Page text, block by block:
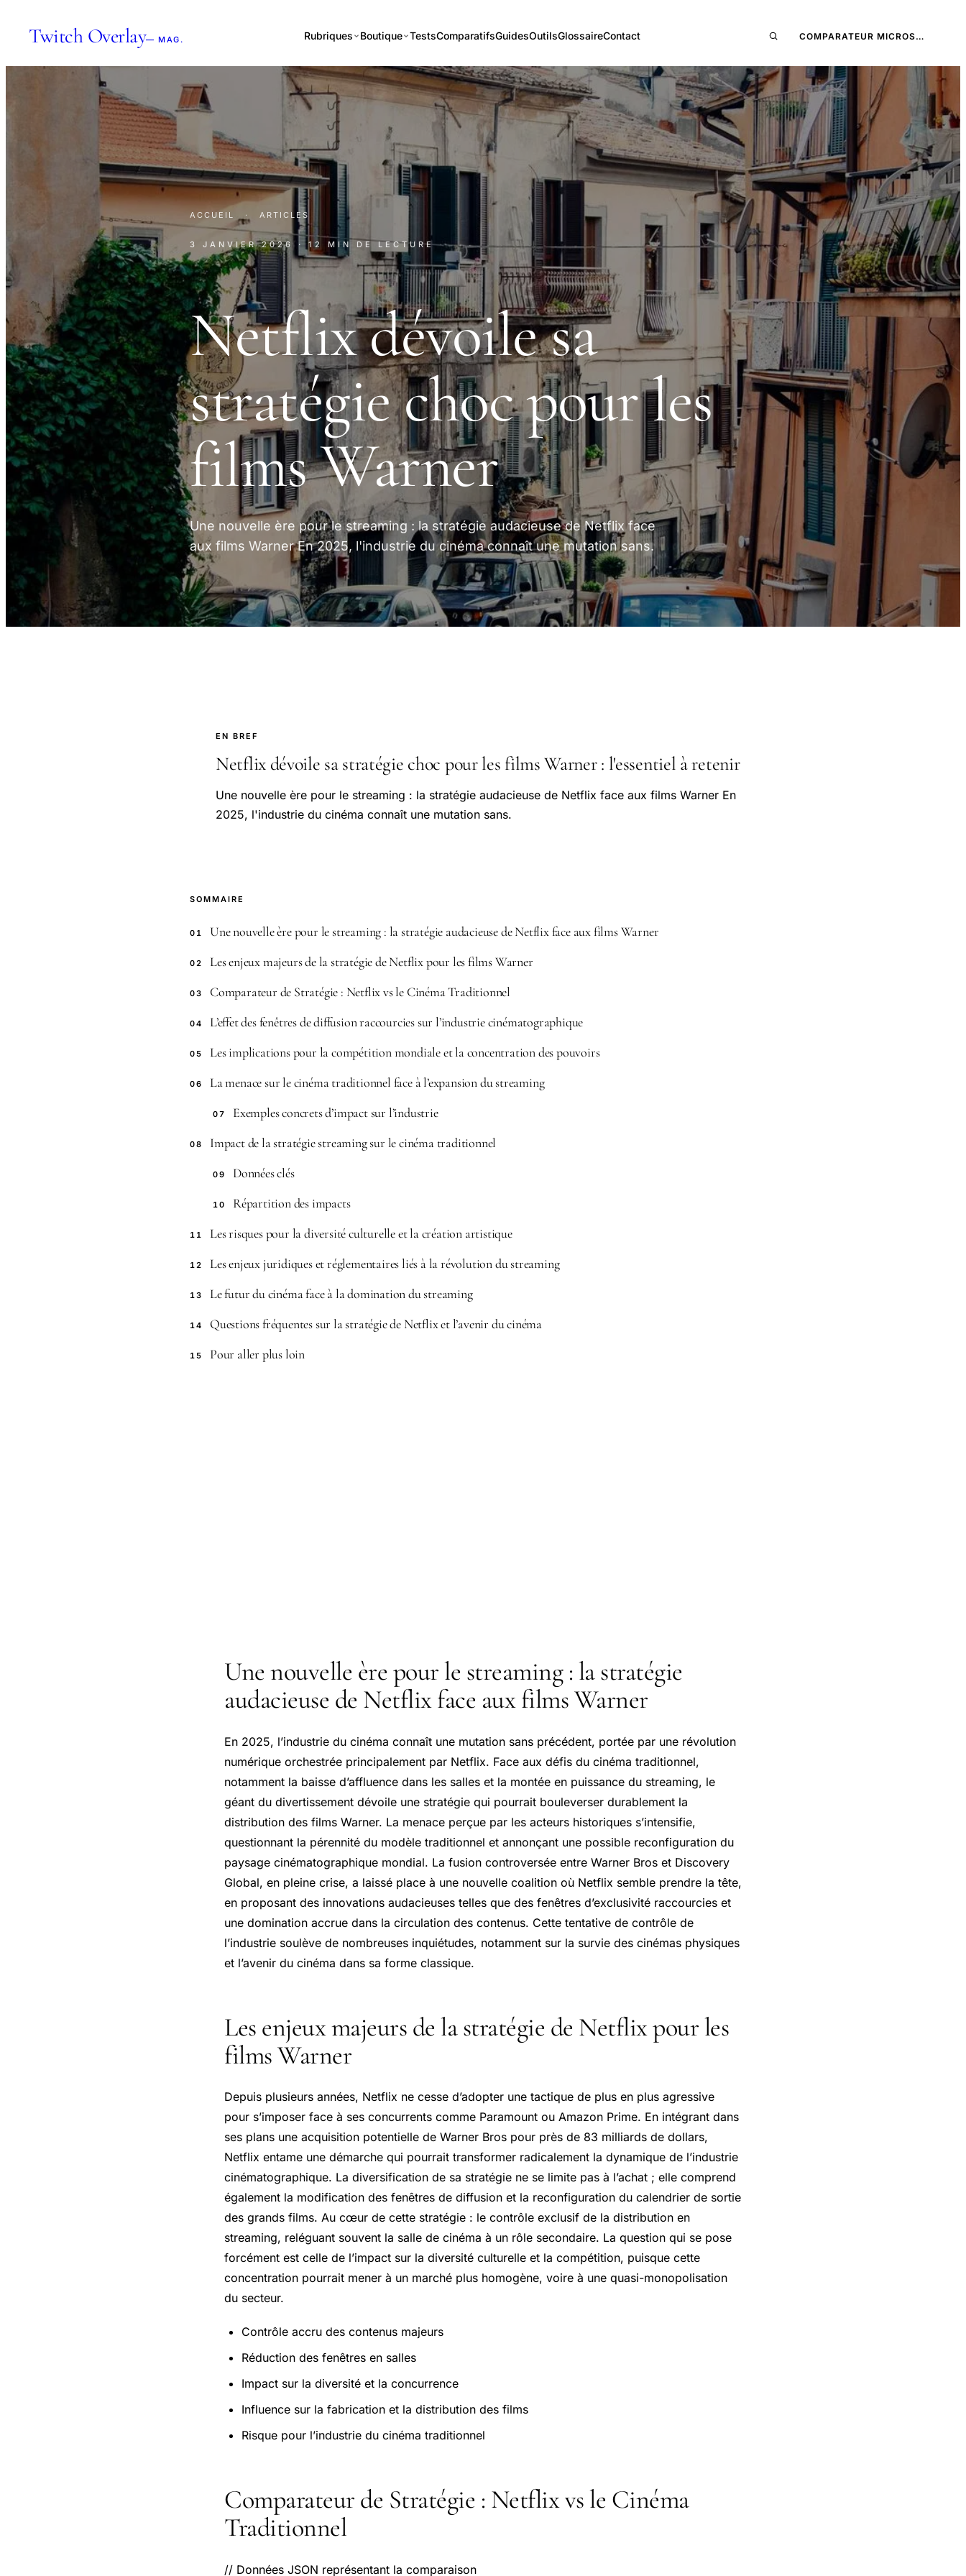
Twitch Overlay— MAG. Rubriques Boutique TestsComparatifsGuidesOutilsGlossaireContact COMPARATEUR MICROS…
ACCUEIL · ARTICLES
3 JANVIER 2026 · 12 MIN DE LECTURE
Netflix dévoile sa
stratégie choc pour les
films Warner
Une nouvelle ère pour le streaming : la stratégie audacieuse de Netflix face
aux films Warner En 2025, l'industrie du cinéma connaît une mutation sans.
EN BREF
Netflix dévoile sa stratégie choc pour les films Warner : l'essentiel à retenir
Une nouvelle ère pour le streaming : la stratégie audacieuse de Netflix face aux films Warner En
2025, l'industrie du cinéma connaît une mutation sans.
SOMMAIRE
01 Une nouvelle ère pour le streaming : la stratégie audacieuse de Netflix face aux films Warner
02 Les enjeux majeurs de la stratégie de Netflix pour les films Warner
03 Comparateur de Stratégie : Netflix vs le Cinéma Traditionnel
04 L’effet des fenêtres de diffusion raccourcies sur l’industrie cinématographique
05 Les implications pour la compétition mondiale et la concentration des pouvoirs
06 La menace sur le cinéma traditionnel face à l’expansion du streaming
07 Exemples concrets d’impact sur l’industrie
08 Impact de la stratégie streaming sur le cinéma traditionnel
09 Données clés
10 Répartition des impacts
11 Les risques pour la diversité culturelle et la création artistique
12 Les enjeux juridiques et réglementaires liés à la révolution du streaming
13 Le futur du cinéma face à la domination du streaming
14 Questions fréquentes sur la stratégie de Netflix et l’avenir du cinéma
15 Pour aller plus loin
Une nouvelle ère pour le streaming : la stratégie
audacieuse de Netflix face aux films Warner
En 2025, l’industrie du cinéma connaît une mutation sans précédent, portée par une révolution
numérique orchestrée principalement par Netflix. Face aux défis du cinéma traditionnel,
notamment la baisse d’affluence dans les salles et la montée en puissance du streaming, le
géant du divertissement dévoile une stratégie qui pourrait bouleverser durablement la
distribution des films Warner. La menace perçue par les acteurs historiques s’intensifie,
questionnant la pérennité du modèle traditionnel et annonçant une possible reconfiguration du
paysage cinématographique mondial. La fusion controversée entre Warner Bros et Discovery
Global, en pleine crise, a laissé place à une nouvelle coalition où Netflix semble prendre la tête,
en proposant des innovations audacieuses telles que des fenêtres d’exclusivité raccourcies et
une domination accrue dans la circulation des contenus. Cette tentative de contrôle de
l’industrie soulève de nombreuses inquiétudes, notamment sur la survie des cinémas physiques
et l’avenir du cinéma dans sa forme classique.
Les enjeux majeurs de la stratégie de Netflix pour les
films Warner
Depuis plusieurs années, Netflix ne cesse d’adopter une tactique de plus en plus agressive
pour s’imposer face à ses concurrents comme Paramount ou Amazon Prime. En intégrant dans
ses plans une acquisition potentielle de Warner Bros pour près de 83 milliards de dollars,
Netflix entame une démarche qui pourrait transformer radicalement la dynamique de l’industrie
cinématographique. La diversification de sa stratégie ne se limite pas à l’achat ; elle comprend
également la modification des fenêtres de diffusion et la reconfiguration du calendrier de sortie
des grands films. Au cœur de cette stratégie : le contrôle exclusif de la distribution en
streaming, reléguant souvent la salle de cinéma à un rôle secondaire. La question qui se pose
forcément est celle de l’impact sur la diversité culturelle et la compétition, puisque cette
concentration pourrait mener à un marché plus homogène, voire à une quasi-monopolisation
du secteur.
Contrôle accru des contenus majeurs
Réduction des fenêtres en salles
Impact sur la diversité et la concurrence
Influence sur la fabrication et la distribution des films
Risque pour l’industrie du cinéma traditionnel
Comparateur de Stratégie : Netflix vs le Cinéma
Traditionnel
// Données JSON représentant la comparaison